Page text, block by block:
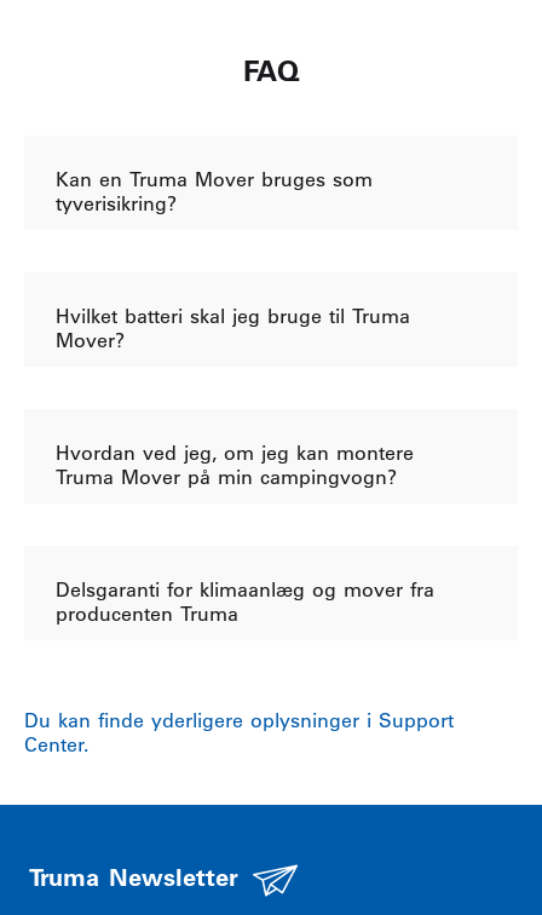
FAQ
Kan en Truma Mover bruges som
tyverisikring?
Hvilket batteri skal jeg bruge til Truma
Mover?
Hvordan ved jeg, om jeg kan montere
Truma Mover på min campingvogn?
Delsgaranti for klimaanlæg og mover fra
producenten Truma
Du kan finde yderligere oplysninger i Support
Center.
Truma Newsletter